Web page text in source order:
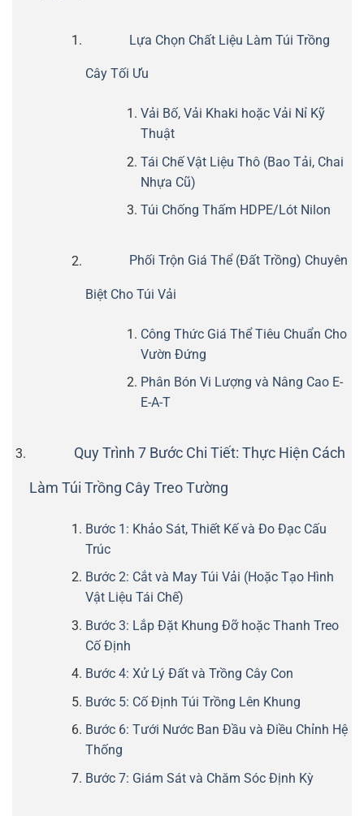
Lựa Chọn Chất Liệu Làm Túi Trồng
Cây Tối Ưu
Vải Bố, Vải Khaki hoặc Vải Nỉ Kỹ
Thuật
Tái Chế Vật Liệu Thô (Bao Tải, Chai
Nhựa Cũ)
Túi Chống Thấm HDPE/Lót Nilon
Phối Trộn Giá Thể (Đất Trồng) Chuyên
Biệt Cho Túi Vải
Công Thức Giá Thể Tiêu Chuẩn Cho
Vườn Đứng
Phân Bón Vi Lượng và Nâng Cao E-
E-A-T
Quy Trình 7 Bước Chi Tiết: Thực Hiện Cách
Làm Túi Trồng Cây Treo Tường
Bước 1: Khảo Sát, Thiết Kế và Đo Đạc Cấu
Trúc
Bước 2: Cắt và May Túi Vải (Hoặc Tạo Hình
Vật Liệu Tái Chế)
Bước 3: Lắp Đặt Khung Đỡ hoặc Thanh Treo
Cố Định
Bước 4: Xử Lý Đất và Trồng Cây Con
Bước 5: Cố Định Túi Trồng Lên Khung
Bước 6: Tưới Nước Ban Đầu và Điều Chỉnh Hệ
Thống
Bước 7: Giám Sát và Chăm Sóc Định Kỳ